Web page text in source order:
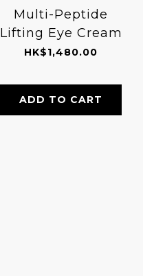
Multi-Peptide
Lifting Eye Cream
HK$1,480.00
ADD TO CART